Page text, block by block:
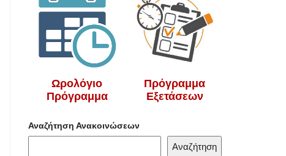
Ωρολόγιο
Πρόγραμμα
Πρόγραμμα
Εξετάσεων
Αναζήτηση Ανακοινώσεων
Αναζήτηση